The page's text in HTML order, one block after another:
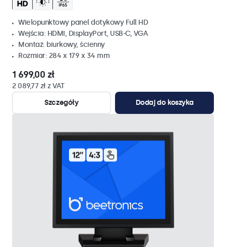
Wielopunktowy panel dotykowy Full HD
Wejścia: HDMI, DisplayPort, USB-C, VGA
Montaż: biurkowy, ścienny
Rozmiar: 284 x 179 x 34 mm
1 699,00 zł
2 089,77 zł z VAT
Szczegóły
Dodaj do koszyka